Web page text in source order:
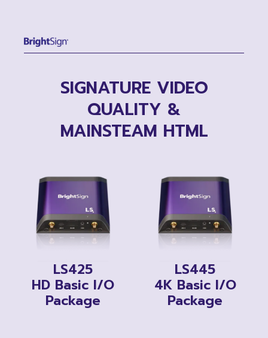
SIGNATURE VIDEO
QUALITY &
MAINSTEAM HTML
LS425
HD Basic I/O
Package
LS445
4K Basic I/O
Package